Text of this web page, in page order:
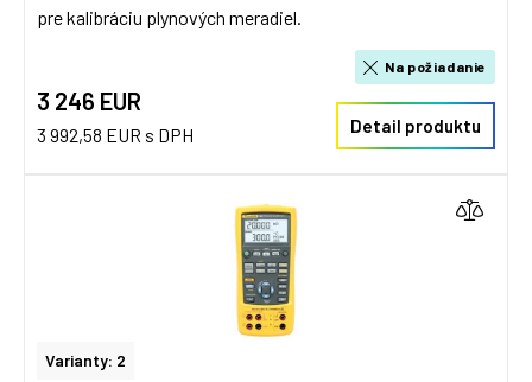
pre kalibráciu plynových meradiel.
3 246 EUR
3 992,58 EUR s DPH
Na požiadanie
Detail produktu
Varianty: 2